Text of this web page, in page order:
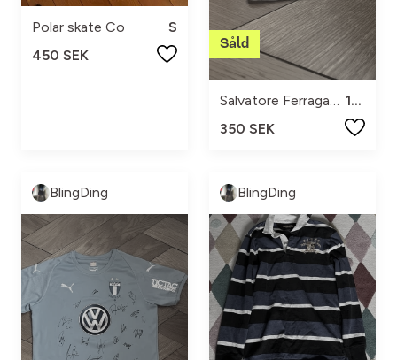
Polar skate Co
S
450 SEK
Salvatore Ferragamo
110
350 SEK
BlingDing BlingDing